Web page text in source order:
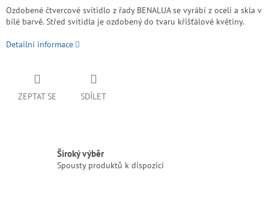
Ozdobené čtvercové svítidlo z řady BENALUA se vyrábí z oceli a skla v
bílé barvě. Střed svítidla je ozdobený do tvaru křišťálové květiny.
Detailní informace
ZEPTAT SE SDÍLET
Široký výběr
Spousty produktů k dispozici